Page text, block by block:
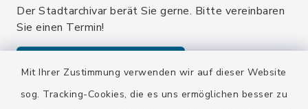
Mit Ihrer Zustimmung verwenden wir auf dieser Website
sog. Tracking-Cookies, die es uns ermöglichen besser zu
Der Stadtarchivar berät Sie gerne. Bitte vereinbaren
Sie einen Termin!